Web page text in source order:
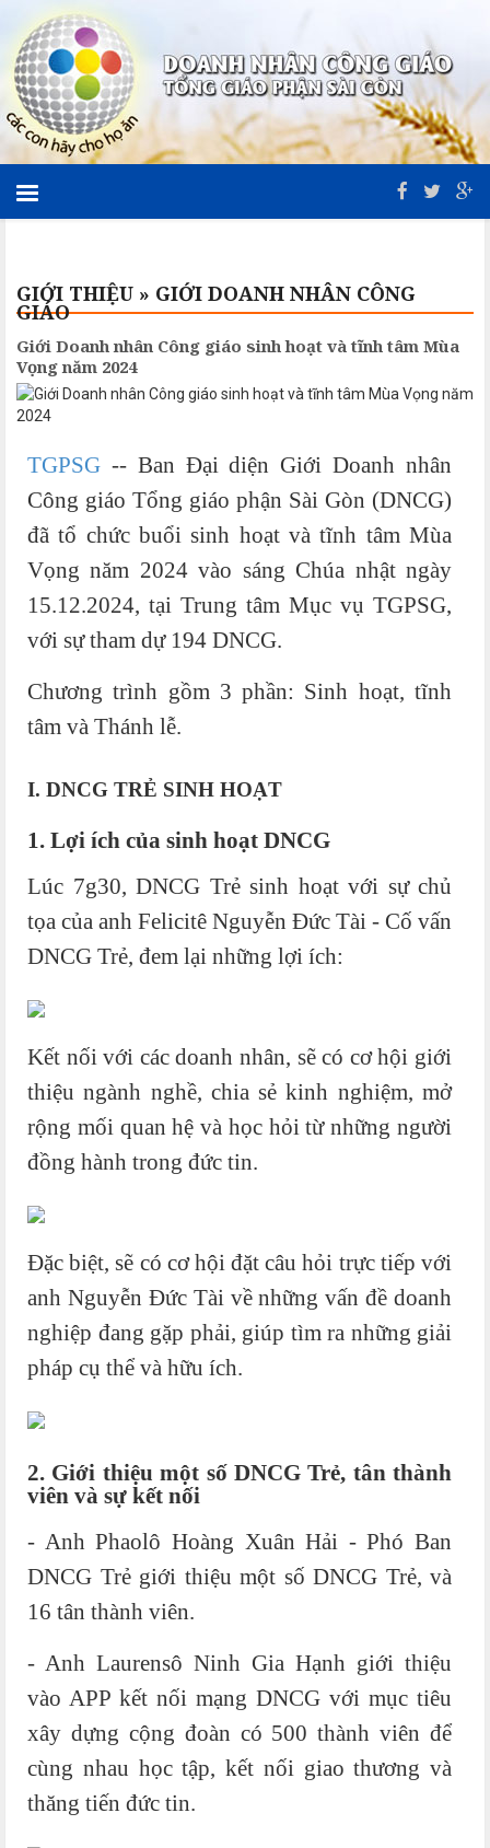
GIỚI THIỆU » GIỚI DOANH NHÂN CÔNG
GIÁO
Giới Doanh nhân Công giáo sinh hoạt và tĩnh tâm Mùa
Vọng năm 2024
TGPSG -- Ban Đại diện Giới Doanh nhân
Công giáo Tổng giáo phận Sài Gòn (DNCG)
đã tổ chức buổi sinh hoạt và tĩnh tâm Mùa
Vọng năm 2024 vào sáng Chúa nhật ngày
15.12.2024, tại Trung tâm Mục vụ TGPSG,
với sự tham dự 194 DNCG.
Chương trình gồm 3 phần: Sinh hoạt, tĩnh
tâm và Thánh lễ.
I. DNCG TRẺ SINH HOẠT
1. Lợi ích của sinh hoạt DNCG
Lúc 7g30, DNCG Trẻ sinh hoạt với sự chủ
tọa của anh Felicitê Nguyễn Đức Tài - Cố vấn
DNCG Trẻ, đem lại những lợi ích:
Kết nối với các doanh nhân, sẽ có cơ hội giới
thiệu ngành nghề, chia sẻ kinh nghiệm, mở
rộng mối quan hệ và học hỏi từ những người
đồng hành trong đức tin.
Đặc biệt, sẽ có cơ hội đặt câu hỏi trực tiếp với
anh Nguyễn Đức Tài về những vấn đề doanh
nghiệp đang gặp phải, giúp tìm ra những giải
pháp cụ thể và hữu ích.
2. Giới thiệu một số DNCG Trẻ, tân thành
viên và sự kết nối
- Anh Phaolô Hoàng Xuân Hải - Phó Ban
DNCG Trẻ giới thiệu một số DNCG Trẻ, và
16 tân thành viên.
- Anh Laurensô Ninh Gia Hạnh giới thiệu
vào APP kết nối mạng DNCG với mục tiêu
xây dựng cộng đoàn có 500 thành viên để
cùng nhau học tập, kết nối giao thương và
thăng tiến đức tin.